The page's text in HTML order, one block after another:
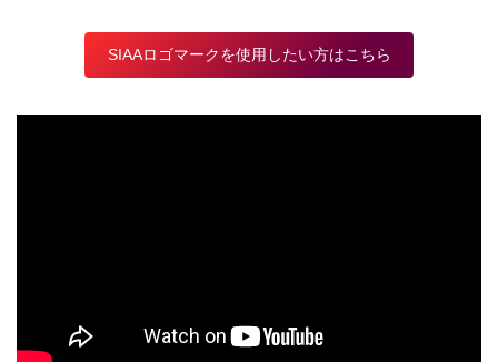
SIAAロゴマークを使用したい方はこちら